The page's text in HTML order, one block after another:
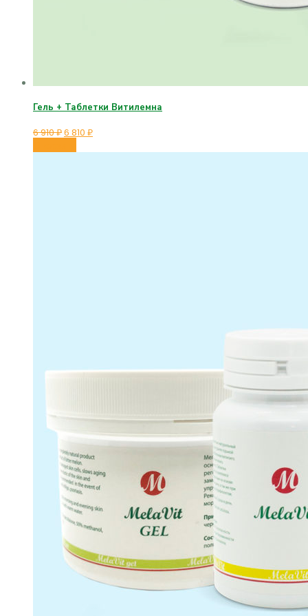
Гель + Таблетки Витилемна
6 910₽6 810 ₽